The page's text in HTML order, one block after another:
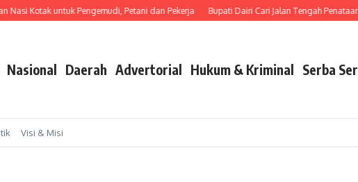
Kotak untuk Pengemudi, Petani dan Pekerja Bupati Dairi Cari Jalan Tengah Penataan
Nasional Daerah Advertorial Hukum & Kriminal Serba
Visi & Misi